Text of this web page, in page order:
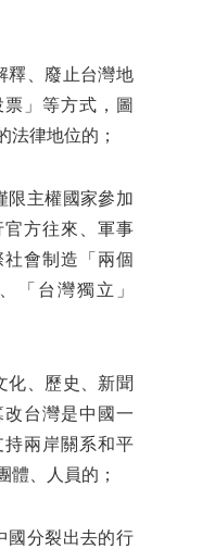
釋、廢止台灣地
」等方式，圖
法律地位的；
限主權國家參加
方往來、軍事
會制造「兩個
「台灣獨立」
化、歷史、新聞
台灣是中國一
兩岸關系和平
體、人員的；
國分裂出去的行